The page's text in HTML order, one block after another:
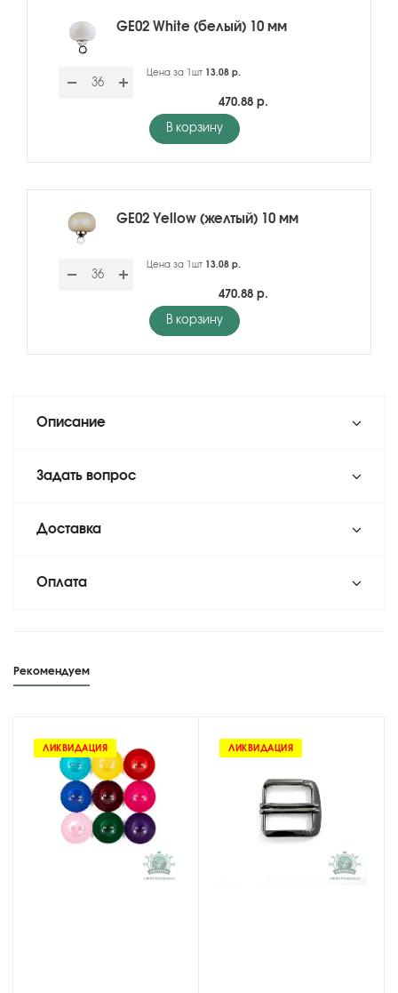
GE02 White (белый) 10 мм
Цена за 1шт 13.08 р.
470.88 р.
В корзину
GE02 Yellow (желтый) 10 мм
Цена за 1шт 13.08 р.
470.88 р.
В корзину
Описание
Задать вопрос
Доставка
Оплата
Рекомендуем
ЛИКВИДАЦИЯ ЛИКВИДАЦИЯ